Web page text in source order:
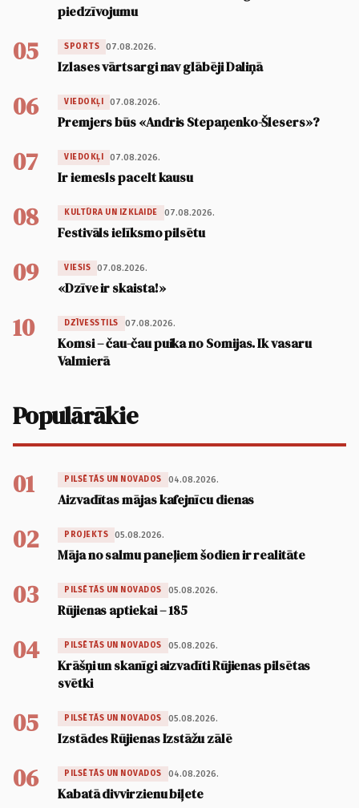
piedzīvojumu
05 SPORTS 07.08.2026.
Izlases vārtsargi nav glābēji Daliņā
06 VIEDOKĻI 07.08.2026.
Premjers būs «Andris Stepaņenko-Šlesers»?
07 VIEDOKĻI 07.08.2026.
Ir iemesls pacelt kausu
08 KULTŪRA UN IZKLAIDE 07.08.2026.
Festivāls ielīksmo pilsētu
09 VIESIS 07.08.2026.
«Dzīve ir skaista!»
10 DZĪVESSTILS 07.08.2026.
Komsi – čau-čau puika no Somijas. Ik vasaru
Valmierā
Populārākie
01 PILSĒTĀS UN NOVADOS 04.08.2026.
Aizvadītas mājas kafejnīcu dienas
02 PROJEKTS 05.08.2026.
Māja no salmu paneļiem šodien ir realitāte
03 PILSĒTĀS UN NOVADOS 05.08.2026.
Rūjienas aptiekai – 185
04 PILSĒTĀS UN NOVADOS 05.08.2026.
Krāšņi un skanīgi aizvadīti Rūjienas pilsētas
svētki
05 PILSĒTĀS UN NOVADOS 05.08.2026.
Izstādes Rūjienas Izstāžu zālē
06 PILSĒTĀS UN NOVADOS 04.08.2026.
Kabatā divvirzienu biļete